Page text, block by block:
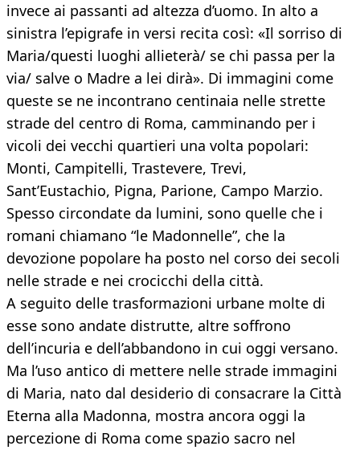
invece ai passanti ad altezza d’uomo. In alto a
sinistra l’epigrafe in versi recita così: «Il sorriso di
Maria/questi luoghi allieterà/ se chi passa per la
via/ salve o Madre a lei dirà». Di immagini come
queste se ne incontrano centinaia nelle strette
strade del centro di Roma, camminando per i
vicoli dei vecchi quartieri una volta popolari:
Monti, Campitelli, Trastevere, Trevi,
Sant’Eustachio, Pigna, Parione, Campo Marzio.
Spesso circondate da lumini, sono quelle che i
romani chiamano “le Madonnelle”, che la
devozione popolare ha posto nel corso dei secoli
nelle strade e nei crocicchi della città.
A seguito delle trasformazioni urbane molte di
esse sono andate distrutte, altre soffrono
dell’incuria e dell’abbandono in cui oggi versano.
Ma l’uso antico di mettere nelle strade immagini
di Maria, nato dal desiderio di consacrare la Città
Eterna alla Madonna, mostra ancora oggi la
percezione di Roma come spazio sacro nel